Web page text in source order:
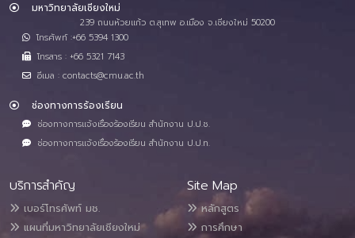
มหาวิทยาลัยเชียงใหม่
239 ถนนห้วยแก้ว ต.สุเทพ อ.เมือง จ.เชียงใหม่ 50200
โทรศัพท์ :+66 5394 1300
โทรสาร : +66 5321 7143
อีเมล : contacts@cmu.ac.th
ช่องทางการร้องเรียน
ช่องทางการแจ้งเรื่องร้องเรียน สำนักงาน ป.ป.ช.
ช่องทางการแจ้งเรื่องร้องเรียน สำนักงาน ป.ป.ท.
บริการสำคัญ
เบอร์โทรศัพท์ มช.
แผนที่มหาวิทยาลัยเชียงใหม่
Site Map
หลักสูตร
การศึกษา